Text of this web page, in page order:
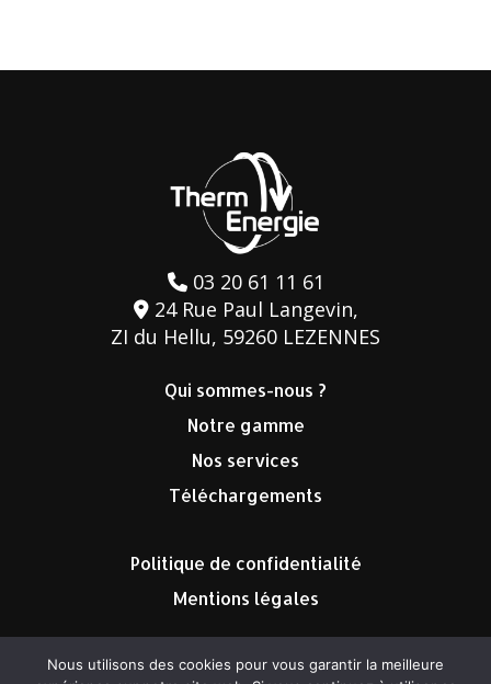
03 20 61 11 61
24 Rue Paul Langevin,
ZI du Hellu, 59260 LEZENNES
Qui sommes-nous ?
Notre gamme
Nos services
Téléchargements
Politique de confidentialité
Mentions légales
Nous utilisons des cookies pour vous garantir la meilleure